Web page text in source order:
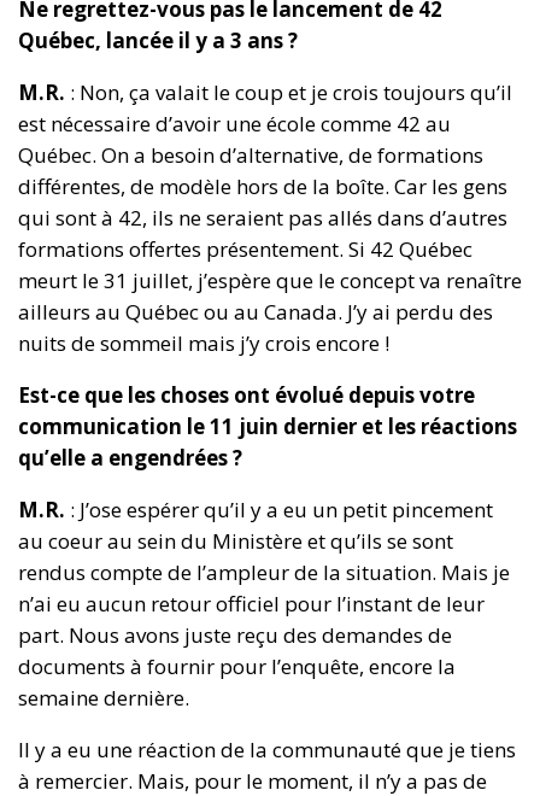
Ne regrettez-vous pas le lancement de 42
Québec, lancée il y a 3 ans ?
M.R. : Non, ça valait le coup et je crois toujours qu’il
est nécessaire d’avoir une école comme 42 au
Québec. On a besoin d’alternative, de formations
différentes, de modèle hors de la boîte. Car les gens
qui sont à 42, ils ne seraient pas allés dans d’autres
formations offertes présentement. Si 42 Québec
meurt le 31 juillet, j’espère que le concept va renaître
ailleurs au Québec ou au Canada. J’y ai perdu des
nuits de sommeil mais j’y crois encore !
Est-ce que les choses ont évolué depuis votre
communication le 11 juin dernier et les réactions
qu’elle a engendrées ?
M.R. : J’ose espérer qu’il y a eu un petit pincement
au coeur au sein du Ministère et qu’ils se sont
rendus compte de l’ampleur de la situation. Mais je
n’ai eu aucun retour officiel pour l’instant de leur
part. Nous avons juste reçu des demandes de
documents à fournir pour l’enquête, encore la
semaine dernière.
Il y a eu une réaction de la communauté que je tiens
à remercier. Mais, pour le moment, il n’y a pas de